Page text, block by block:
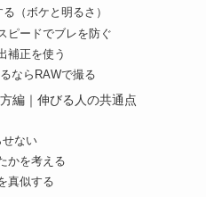
（ボケと明るさ）
ピードでブレを防ぐ
補正を使う
ならRAWで撮る
編｜伸びる人の共通点
せない
かを考える
真似する